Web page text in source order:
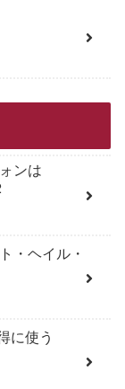
ンは
・ヘイル・
に使う